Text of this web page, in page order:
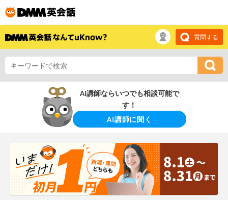
質問する
AI講師ならいつでも相談可能で
す！
AI講師に聞く